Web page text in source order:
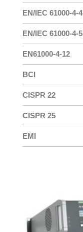
EN/IEC 61000-4-4
EN/IEC 61000-4-5
EN61000-4-12
BCI
CISPR 22
CISPR 25
EMI